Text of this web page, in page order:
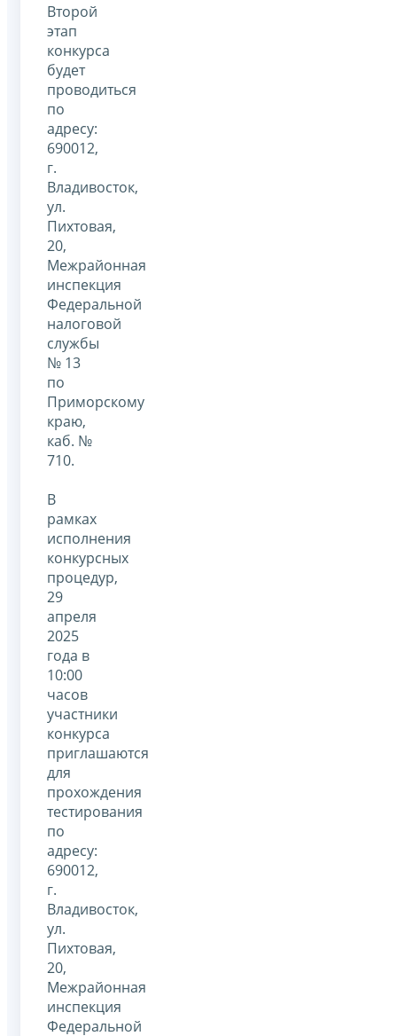
Второй
этап
конкурса
будет
проводиться
по
адресу:
690012,
г.
Владивосток,
ул.
Пихтовая,
20,
Межрайонная
инспекция
Федеральной
налоговой
службы
№ 13
по
Приморскому
краю,
каб. №
710.
В
рамках
исполнения
конкурсных
процедур,
29
апреля
2025
года в
10:00
часов
участники
конкурса
приглашаются
для
прохождения
тестирования
по
адресу:
690012,
г.
Владивосток,
ул.
Пихтовая,
20,
Межрайонная
инспекция
Федеральной